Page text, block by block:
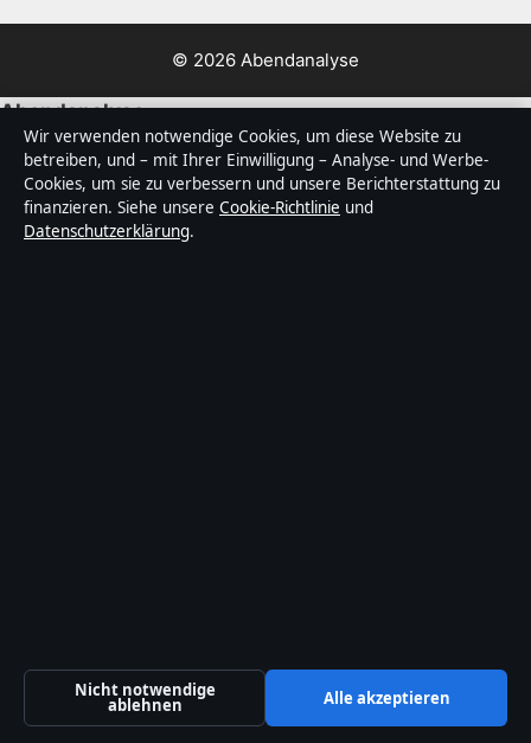
© 2026 Abendanalyse
Abendanalyse
Deutschlandfokussierte Nachrichten, Analysen und
Hintergründe — mit klaren Bylines, Faktencheck und
redaktioneller Transparenz.
Wir verwenden notwendige Cookies, um diese Website zu
betreiben, und – mit Ihrer Einwilligung – Analyse- und Werbe-
Cookies, um sie zu verbessern und unsere Berichterstattung zu
finanzieren. Siehe unsere Cookie-Richtlinie und
Datenschutzerklärung.
Nicht notwendige
ablehnen Alle akzeptieren